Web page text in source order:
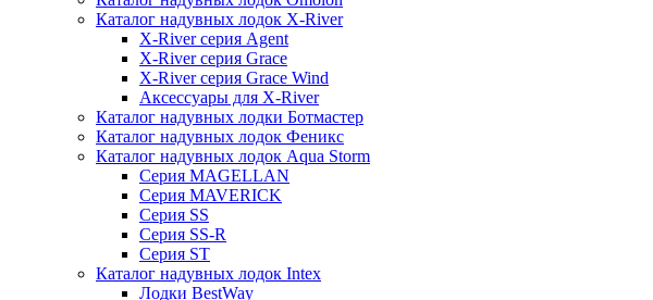
Каталог надувных лодок X-River
X-River серия Agent
X-River серия Grace
X-River серия Grace Wind
Аксессуары для X-River
Каталог надувных лодки Ботмастер
Каталог надувных лодок Феникc
Каталог надувных лодок Aqua Storm
Серия MAGELLAN
Серия MAVERICK
Серия SS
Серия SS-R
Серия ST
Каталог надувных лодок Intex
Лодки BestWay